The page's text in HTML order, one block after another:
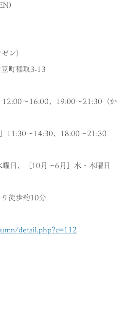
）
ン）
町稲取3-13
12:00～16:00、19:00～21:30（か
～14:30、18:00～21:30
日、［10月～6月］水・木曜日
徒歩約10分
detail.php?c=112